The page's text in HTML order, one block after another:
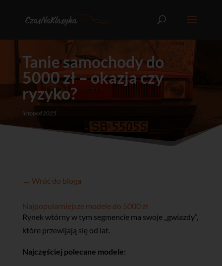
Tanie samochody do
5000 zł – okazja czy
ryzyko?
listopad 2025
← Wróć do bloga
Najpopularniejsze modele do 5000 zł
Rynek wtórny w tym segmencie ma swoje „gwiazdy”,
które przewijają się od lat.
Najczęściej polecane modele: